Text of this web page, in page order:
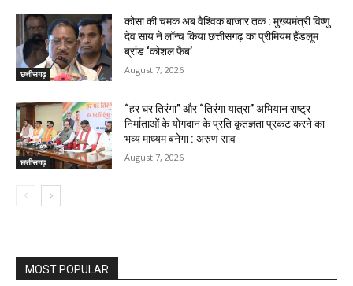
छत्तीसगढ़
कोसा की चमक अब वैश्विक बाजार तक : मुख्यमंत्री विष्णु
देव साय ने लॉन्च किया छत्तीसगढ़ का प्रीमियम हैंडलूम
ब्रांड ‘कोशल फैब’
August 7, 2026
छत्तीसगढ़
“हर घर तिरंगा” और “तिरंगा यात्रा” अभियान राष्ट्र
निर्माताओं के योगदान के प्रति कृतज्ञता प्रकट करने का
भव्य माध्यम बनेगा : अरुण साव
August 7, 2026
MOST POPULAR